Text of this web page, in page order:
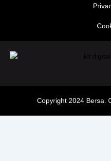
Copyright 2024 Bersa.